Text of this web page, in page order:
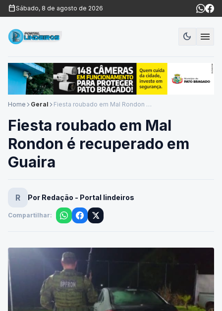
calendar_todaySábado, 8 de agosto de 2026
dark_modeModo
menu
Home arrow_forward_ios Geral arrow_forward_ios Fiesta roubado em Mal Rondon é recuperado em Guaira
Fiesta roubado em Mal
Rondon é recuperado em
Guaira
R Por Redação - Portal lindeiros
Compartilhar: